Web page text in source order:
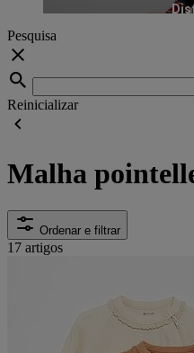
Pesquisa
Reinicializar
Malha
Ordenar e filtrar
17 artigos